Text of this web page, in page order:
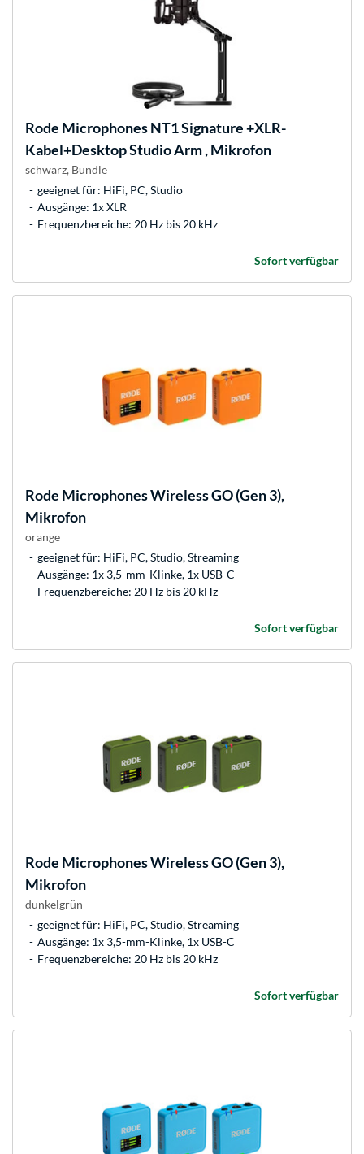
Rode MicrophonesNT1 Signature +XLR-
Kabel+Desktop Studio Arm , Mikrofon
schwarz, Bundle
geeignet für: HiFi, PC, Studio
Ausgänge: 1x XLR
Frequenzbereiche: 20 Hz bis 20 kHz
Sofort verfügbar
Rode MicrophonesWireless GO (Gen 3),
Mikrofon
orange
geeignet für: HiFi, PC, Studio, Streaming
Ausgänge: 1x 3,5-mm-Klinke, 1x USB-C
Frequenzbereiche: 20 Hz bis 20 kHz
Sofort verfügbar
Rode MicrophonesWireless GO (Gen 3),
Mikrofon
dunkelgrün
geeignet für: HiFi, PC, Studio, Streaming
Ausgänge: 1x 3,5-mm-Klinke, 1x USB-C
Frequenzbereiche: 20 Hz bis 20 kHz
Sofort verfügbar